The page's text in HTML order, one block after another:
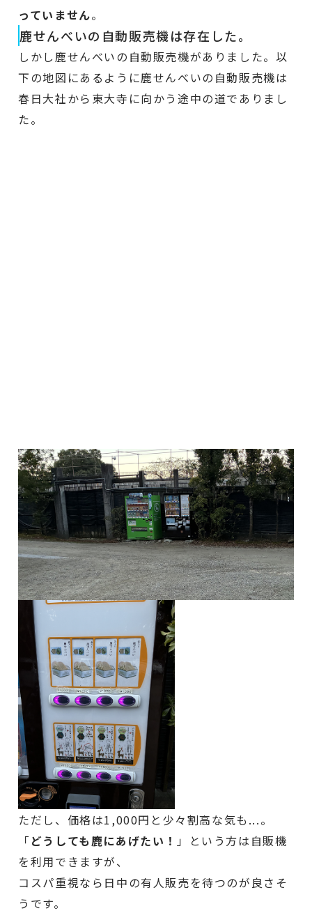
っていません。
鹿せんべいの自動販売機は存在した。
しかし鹿せんべいの自動販売機がありました。以
下の地図にあるように鹿せんべいの自動販売機は
春日大社から東大寺に向かう途中の道でありまし
た。
ただし、価格は1,000円と少々割高な気も...。
「 どうしても鹿にあげたい！ 」という方は自販機
を利用できますが、
コスパ重視なら日中の有人販売を待つのが良さそ
うです。